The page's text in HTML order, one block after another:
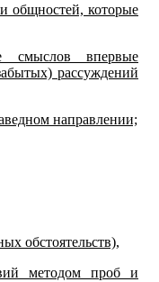
общностей, которые
смыслов впервые
рассуждений
направлении;
обстоятельств),
методом проб и